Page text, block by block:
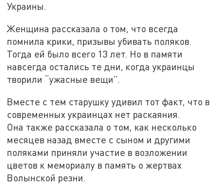
Украины.
Женщина рассказала о том, что всегда
помнила крики, призывы убивать поляков.
Тогда ей было всего 13 лет. Но в памяти
навсегда остались те дни, когда украинцы
творили “ужасные вещи”.
Вместе с тем старушку удивил тот факт, что в
современных украинцах нет раскаяния.
Она также рассказала о том, как несколько
месяцев назад вместе с сыном и другими
поляками приняли участие в возложении
цветов к мемориалу в память о жертвах
Волынской резни.